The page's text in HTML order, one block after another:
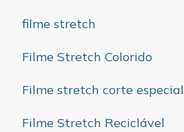
filme stretch
Filme Stretch Colorido
Filme stretch corte especial
Filme Stretch Reciclável